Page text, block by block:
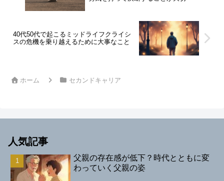
40代50代で起こるミッドライフクライシ
スの危機を乗り越えるために大事なこと
ホーム セカンドキャリア
人気記事
父親の存在感が低下？時代とともに変
わっていく父親の姿